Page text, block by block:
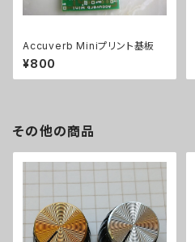
Accuverb Miniプリント基板
¥800
その他の商品